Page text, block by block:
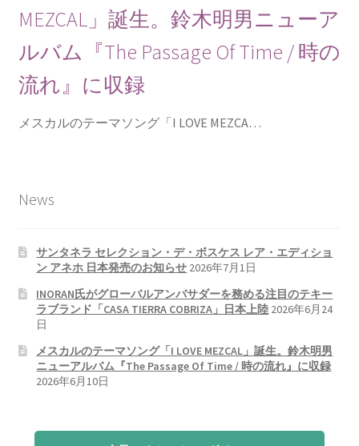
MEZCAL」誕生。鈴木明男ニューア
ルバム『The Passage Of Time / 時の
流れ』に収録
メスカルのテーマソング「I LOVE MEZCA…
News
サンタネラ セレクション・デ・ボスケス レア・エディショ
ン アネホ 日本発売のお知らせ 2026年7月1日
INORAN氏がグローバルアンバサダーを務める注目のテキー
ラブランド「CASA TIERRA COBRIZA」日本上陸 2026年6月24
日
メスカルのテーマソング「I LOVE MEZCAL」誕生。鈴木明男
ニューアルバム『The Passage Of Time / 時の流れ』に収録
2026年6月10日